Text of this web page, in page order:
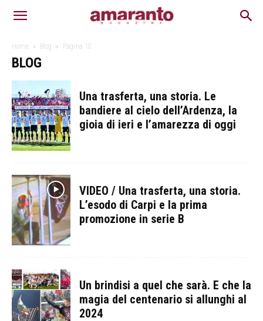
Home Blog Pagina 10
BLOG
Una trasferta, una storia. Le
bandiere al cielo dell’Ardenza, la
gioia di ieri e l’amarezza di oggi
VIDEO / Una trasferta, una storia.
L’esodo di Carpi e la prima
promozione in serie B
Un brindisi a quel che sarà. E che la
magia del centenario si allunghi al
2024